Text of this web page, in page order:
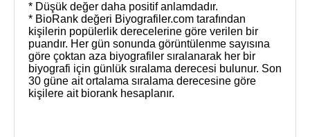
* Düşük değer daha positif anlamdadır.
* BioRank değeri Biyografiler.com tarafından
kişilerin popülerlik derecelerine göre verilen bir
puandır. Her gün sonunda görüntülenme sayısına
göre çoktan aza biyografiler sıralanarak her bir
biyografi için günlük sıralama derecesi bulunur. Son
30 güne ait ortalama sıralama derecesine göre
kişilere ait biorank hesaplanır.